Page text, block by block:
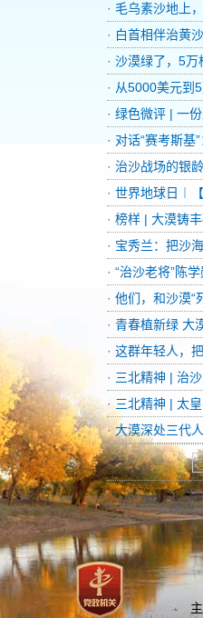
· 毛乌素沙地上
· 白首相伴治黄沙
· 沙漠绿了，5万
· 从5000美元到
· 绿色微评 | 一
· 对话“赛考斯基
· 治沙战场的银
· 世界地球日︱
· 榜样 | 大漠铸
· 宝秀兰：把沙
· “治沙老将”陈学
· 他们，和沙漠“
· 青春植新绿 大
· 这群年轻人，
· 三北精神 | 治
· 三北精神 | 太
· 大漠深处三代